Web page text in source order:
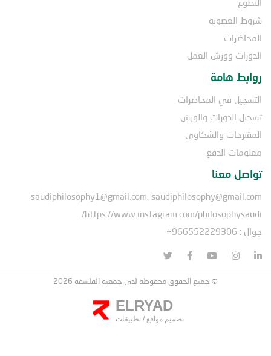
التطوع
شروط العضوية
المحاضرات
الدورات وورش العمل
روابط هامة
التسجيل في المحاضرات
تسجيل الدورات والورش
المقترحات والشكاوى
معلومات الدفع
تواصل معنا
saudiphilosophy1@gmail.com, saudiphilosophy@gmail.com
https://www.instagram.com/philosophysaudi/
جوال : 966552229306+
© جميع الحقوق محفوظة لدى جمعية الفلسفة 2026
ELRYAD
تصميم مواقع / تطبيقات